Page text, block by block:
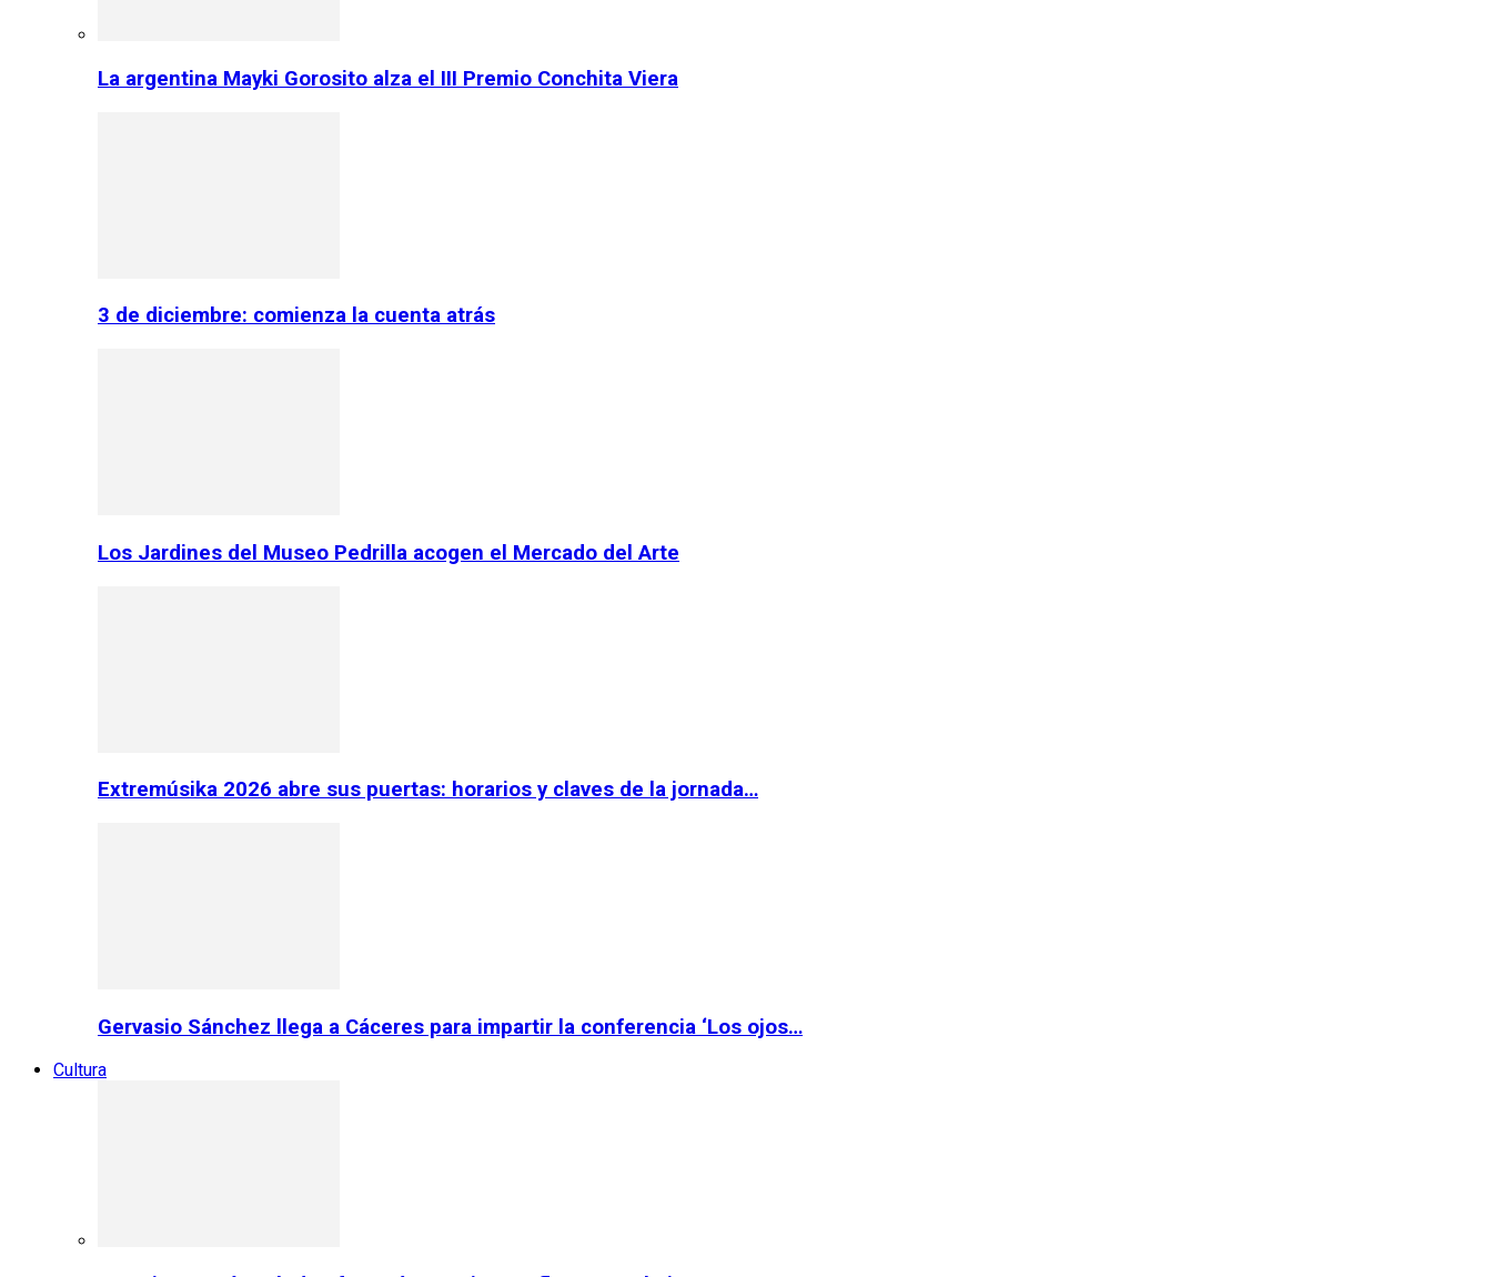
La argentina Mayki Gorosito alza el III Premio Conchita Viera
3 de diciembre: comienza la cuenta atrás
Los Jardines del Museo Pedrilla acogen el Mercado del Arte
Extremúsika 2026 abre sus puertas: horarios y claves de la jornada…
Gervasio Sánchez llega a Cáceres para impartir la conferencia ‘Los ojos…
Cultura